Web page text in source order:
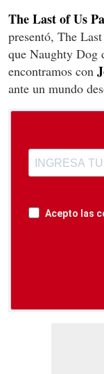
The Last of Us
presentó, The
que Naughty Dog
encontramos con
ante un mundo
Acepto las